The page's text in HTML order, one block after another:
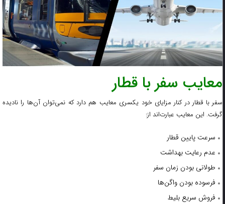
معایب سفر با قطار
سفر با قطار در کنار مزایای خود یکسری معایب هم دارد که نمی‌توان آن‌ها را نادیده
گرفت. این معایب عبارت‌اند از:
سرعت پایین قطار
عدم رعایت بهداشت
طولانی بودن زمان سفر
فرسوده بودن واگن‌ها
فروش سریع بلیط